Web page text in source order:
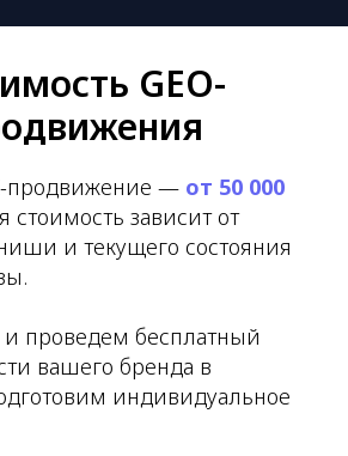
GEO-
продвижение — от 50 000
стоимость зависит от
и текущего состояния
и проведем бесплатный
вашего бренда в
индивидуальное